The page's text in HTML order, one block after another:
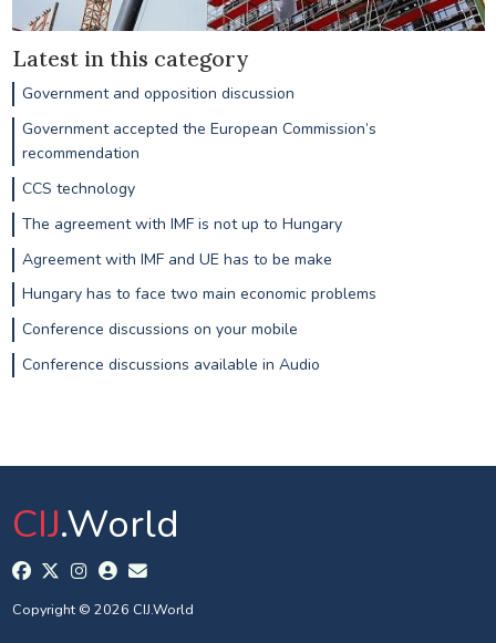
Latest in this category
Government and opposition discussion
Government accepted the European Commission’s
recommendation
CCS technology
The agreement with IMF is not up to Hungary
Agreement with IMF and UE has to be make
Hungary has to face two main economic problems
Conference discussions on your mobile
Conference discussions available in Audio
CIJ.World
Copyright © 2026 CIJ.World